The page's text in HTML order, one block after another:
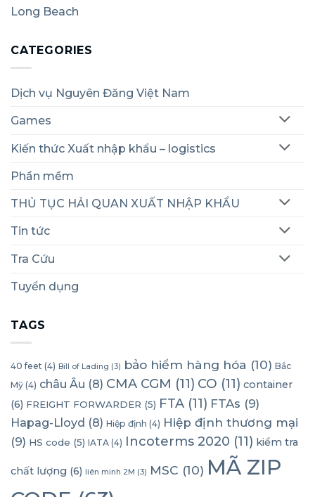
Long Beach
CATEGORIES
Dịch vụ Nguyên Đăng Việt Nam
Games
Kiến thức Xuất nhập khẩu – logistics
Phần mềm
THỦ TỤC HẢI QUAN XUẤT NHẬP KHẨU
Tin tức
Tra Cứu
Tuyển dụng
TAGS
40 feet (4) Bill of Lading (3) bảo hiểm hàng hóa (10) Bắc
Mỹ (4) châu Âu (8) CMA CGM (11) CO (11) container
(6) FREIGHT FORWARDER (5) FTA (11) FTAs (9)
Hapag-Lloyd (8) Hiệp định (4) Hiệp định thương mại
(9) HS code (5) IATA (4) Incoterms 2020 (11) kiểm tra
chất lượng (6) liên minh 2M (3) MSC (10) MÃ ZIP